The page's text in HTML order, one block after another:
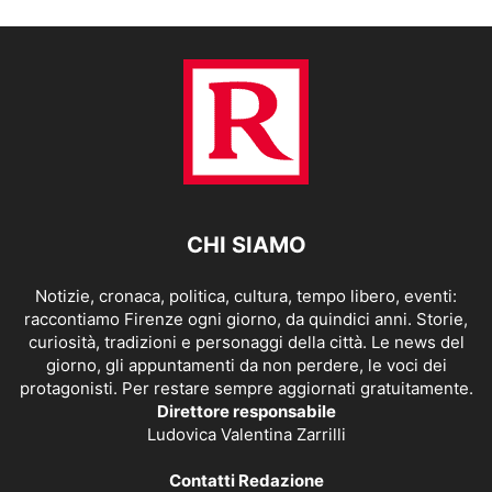
CHI SIAMO
Notizie, cronaca, politica, cultura, tempo libero, eventi:
raccontiamo Firenze ogni giorno, da quindici anni. Storie,
curiosità, tradizioni e personaggi della città. Le news del
giorno, gli appuntamenti da non perdere, le voci dei
protagonisti. Per restare sempre aggiornati gratuitamente.
Direttore responsabile
Ludovica Valentina Zarrilli
Contatti Redazione